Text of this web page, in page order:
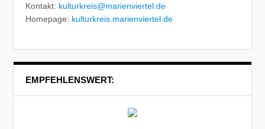
Kontakt: kulturkreis@marienviertel.de
Homepage: kulturkreis.marienviertel.de
EMPFEHLENSWERT: